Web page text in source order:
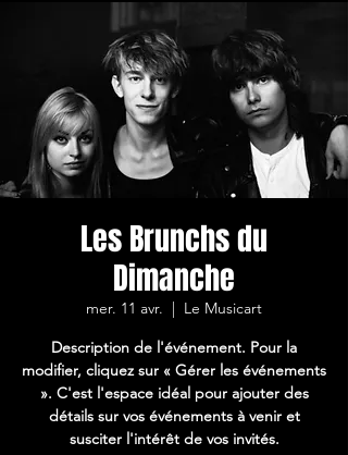
Les Brunchs du
Dimanche
mer. 11 avr.
  |
Le Musicart
Description de l'événement. Pour la
modifier, cliquez sur « Gérer les événements
». C'est l'espace idéal pour ajouter des
détails sur vos événements à venir et
susciter l'intérêt de vos invités.